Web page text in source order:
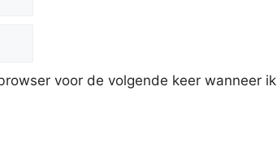
voor de volgende keer wanneer ik